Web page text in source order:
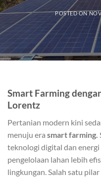
POSTED ON
Smart Farming
Lorentz
Pertanian modern kini
menuju era smart farming.
teknologi digital dan
pengelolaan lahan lebih
lingkungan. Salah satu